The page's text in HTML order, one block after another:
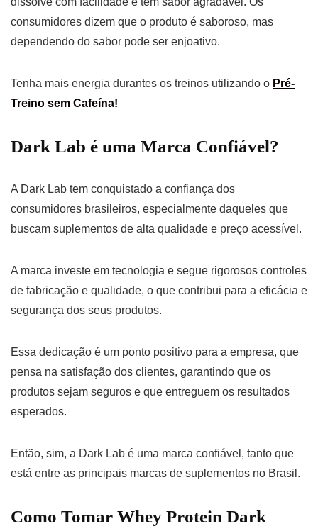
consumidores dizem que o produto é saboroso, mas
dependendo do sabor pode ser enjoativo.
Tenha mais energia durantes os treinos utilizando o Pré-
Treino sem Cafeína!
Dark Lab é uma Marca Confiável?
A Dark Lab tem conquistado a confiança dos
consumidores brasileiros, especialmente daqueles que
buscam suplementos de alta qualidade e preço acessível.
A marca investe em tecnologia e segue rigorosos controles
de fabricação e qualidade, o que contribui para a eficácia e
segurança dos seus produtos.
Essa dedicação é um ponto positivo para a empresa, que
pensa na satisfação dos clientes, garantindo que os
produtos sejam seguros e que entreguem os resultados
esperados.
Então, sim, a Dark Lab é uma marca confiável, tanto que
está entre as principais marcas de suplementos no Brasil.
Como Tomar Whey Protein Dark